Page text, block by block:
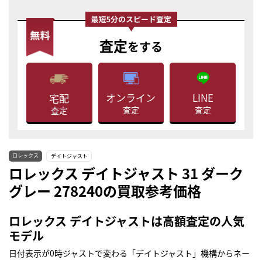
査定をする
宅配
査定
オンライン
査定
LINE
査定
ロレックス デイトジャスト
ロレックス デイトジャスト 31 ダーク
グレー 278240の買取参考価格
ロレックス デイトジャストは高額査定の人気
モデル
日付表示が0時ジャストで変わる「デイトジャスト」機構からネー